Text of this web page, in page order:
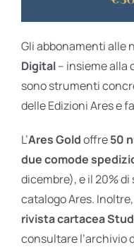
Gli abbonamenti alle
Digital– insieme alla
sono strumenti
delle Edizioni Ares e
L’Ares Goldoffre50
due comode
dicembre), e il 20%
catalogo Ares.
rivista cartacea
consultare l’archivio